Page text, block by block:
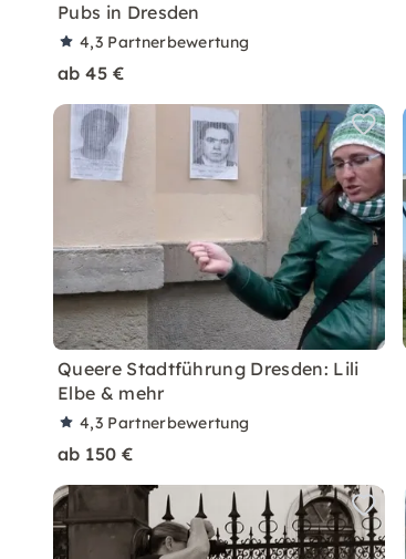
Pubs in Dresden
4,3 Partnerbewertung
ab 45 €
Queere Stadtführung Dresden: Lili
Elbe & mehr
4,3 Partnerbewertung
ab 150 €